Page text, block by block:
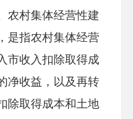
农村集体经营性建
是指农村集体经营
市收入扣除取得成
净收益，以及再转
除取得成本和土地